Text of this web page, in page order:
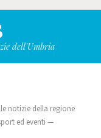
dell'Umbria
notizie della regione
ed eventi —